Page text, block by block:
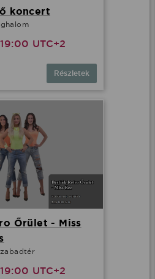
koncert
UTC+2
Részletek
Őrület - Miss
UTC+2